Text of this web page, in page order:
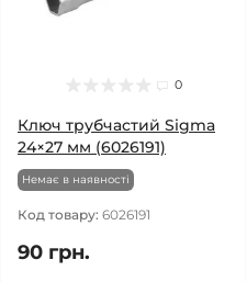
0
Ключ трубчастий Sigma
24×27 мм (6026191)
Немає в наявності
Код товару: 6026191
90 грн.